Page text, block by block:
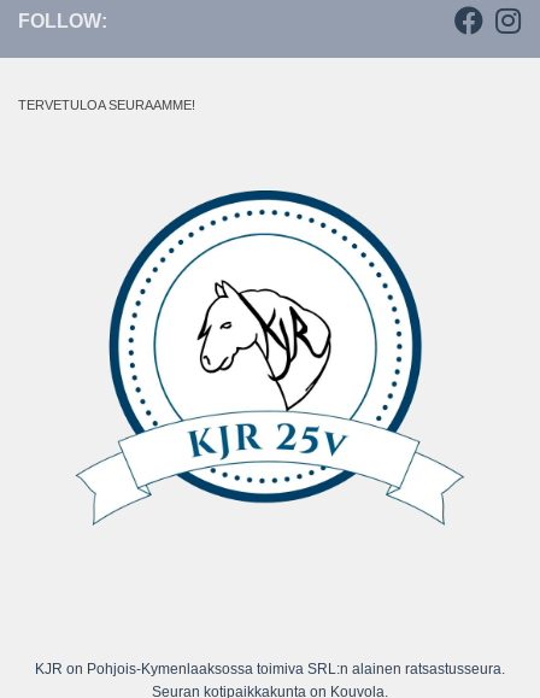
FOLLOW:
TERVETULOA SEURAAMME!
KJR on Pohjois-Kymenlaaksossa toimiva SRL:n alainen ratsastusseura.
Seuran kotipaikkakunta on Kouvola.